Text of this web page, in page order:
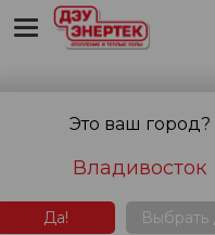
Электро-
Это ваш город?
Владивосток
Да! Выбрать